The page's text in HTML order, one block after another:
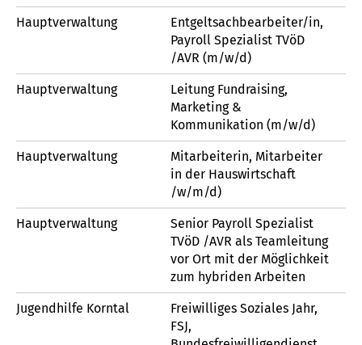
Hauptverwaltung
Entgeltsachbearbeiter/in,
Payroll Spezialist TVöD
/AVR (m/w/d)
Hauptverwaltung
Leitung Fundraising,
Marketing &
Kommunikation (m/w/d)
Hauptverwaltung
Mitarbeiterin, Mitarbeiter
in der Hauswirtschaft
/w/m/d)
Hauptverwaltung
Senior Payroll Spezialist
TVöD /AVR als Teamleitung
vor Ort mit der Möglichkeit
zum hybriden Arbeiten
Jugendhilfe Korntal
Freiwilliges Soziales Jahr,
FSJ,